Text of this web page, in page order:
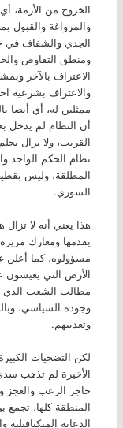
الخروج من الأزمة،
والمرواغة والقبول
الجدي والشفاف في
ومنطق التفاوض
الاعتراف بالآخر
والاعتراف بشرعية
ممثلين له، أي أيضا
أن النظام لم يدخل
القريب، ولا يزال
نظام الحكم الواحد
المطلقة، وليس
السوري.
هذا يعني أنه لا
يقدمها ومعارك
مسؤولوه، كما أعلن
الأرض التي يعيشون
مطالب الشعب الذي
وجوده السياسي،
وتعذيبهم.
لكن التضحيات
الأخيرة لم تذهب
حاجز الرعب والعجز
المنطقة كلها، تجمع
الدعاية